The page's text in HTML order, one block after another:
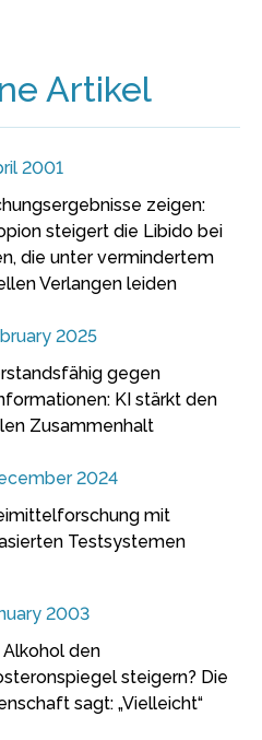
Artikel
2001
zeigen:
steigert die Libido bei
die unter vermindertem
Verlangen leiden
2025
gegen
KI stärkt den
Zusammenhalt
2024
mit
Testsystemen
2003
Alkohol den
steigern? Die
sagt: „Vielleicht“